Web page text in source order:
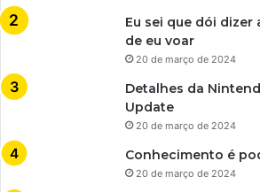
Eu sei que dói dizer
de eu voar
20 de março de 2024
Detalhes da
Update
20 de março de 2024
Conhecimento é
20 de março de 2024